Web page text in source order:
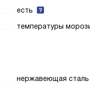
есть
температуры
нержавеющая сталь